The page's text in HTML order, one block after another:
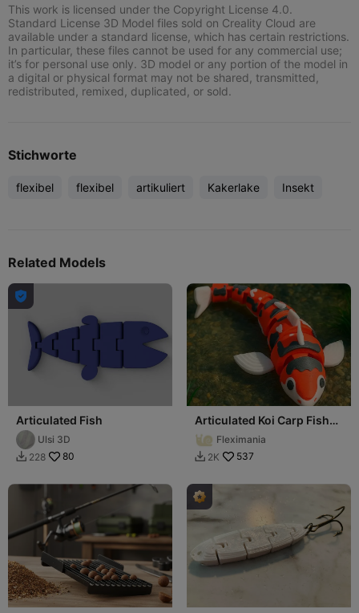
This work is licensed under the Copyright License 4.0.
Standard License 3D Model files sold on Creality Cloud are
available under a standard license, which has certain restrictions.
In particular, these files cannot be used for any commercial use;
it’s for personal use only. 3D model or any portion of the model in
a digital or physical format may not be shared, transmitted,
redistributed, remixed, duplicated, or sold.
Stichworte
flexibel flexibel artikuliert Kakerlake Insekt
Related Models

Articulated Fish
Ulsi 3D
 228 80
Articulated Koi Carp Fish
Toy - FlexiCarp
Fleximania
 2K 537